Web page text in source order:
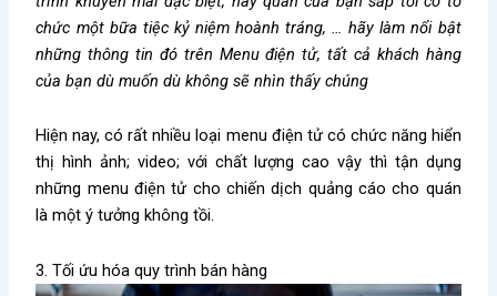
chức một bữa tiệc kỷ niệm hoành tráng, … hãy làm nổi bật
những thông tin đó trên Menu điện tử, tất cả khách hàng
của bạn dù muốn dù không sẽ nhìn thấy chúng
Hiện nay, có rất nhiều loại menu điện tử có chức năng hiển
thị hình ảnh; video; với chất lượng cao vậy thì tận dụng
những menu điện tử cho chiến dịch quảng cáo cho quán
là một ý tưởng không tồi.
3. Tối ứu hóa quy trình bán hàng